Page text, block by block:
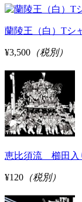
蘭陵王（白）Tシ
¥3,500 （税別）
恵比須流 櫛田入
¥120 （税別）